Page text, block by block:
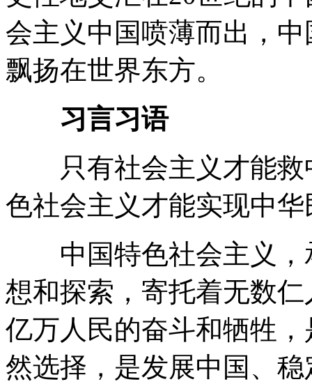
会主义中国喷薄而出，
飘扬在世界东方。
习言习语
只有社会主义才能救
色社会主义才能实现中
中国特色社会主义，
想和探索，寄托着无数
亿万人民的奋斗和牺牲
然选择，是发展中国、